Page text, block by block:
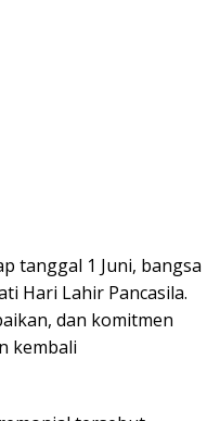
tanggal 1 Juni, bangsa
Hari Lahir Pancasila.
dan komitmen
kembali